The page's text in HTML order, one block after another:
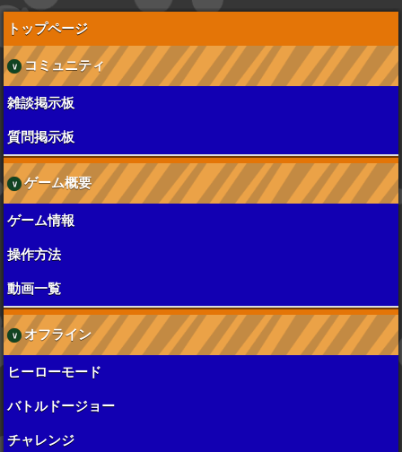
トップページ
コミュニティ
雑談掲示板
質問掲示板
ゲーム概要
ゲーム情報
操作方法
動画一覧
オフライン
ヒーローモード
バトルドージョー
チャレンジ